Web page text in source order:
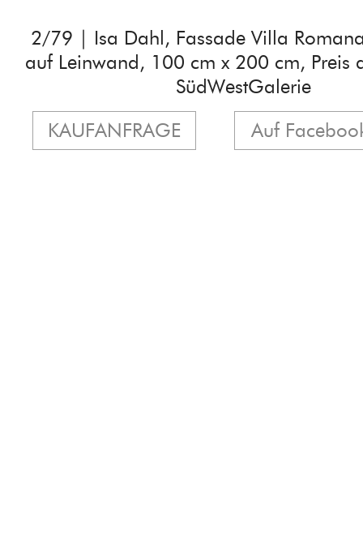
2/79 | Isa Dahl, Fassade Villa
auf Leinwand, 100 cm x 200 cm, Preis
SüdWestGalerie
KAUFANFRAGE
Auf